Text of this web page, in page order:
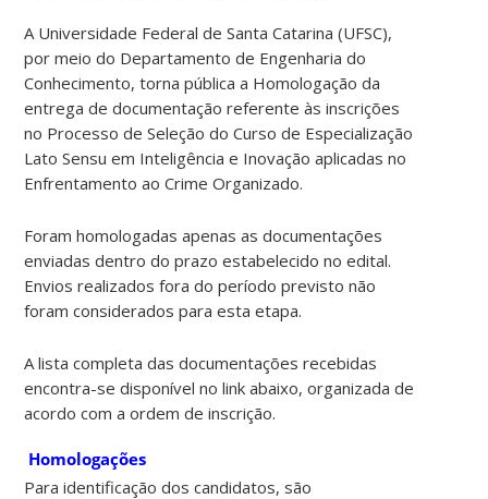
A Universidade Federal de Santa Catarina (UFSC),
por meio do Departamento de Engenharia do
Conhecimento, torna pública a Homologação da
entrega de documentação referente às inscrições
no Processo de Seleção do Curso de Especialização
Lato Sensu em Inteligência e Inovação aplicadas no
Enfrentamento ao Crime Organizado.
Foram homologadasapenas as documentações
enviadas dentro do prazo estabelecido no edital.
Envios realizados fora do período previsto não
foram considerados para esta etapa.
A lista completa das documentações recebidas
encontra-se disponível no link abaixo,organizada de
acordo com a ordem de inscrição.
Homologações
Para identificação dos candidatos, são